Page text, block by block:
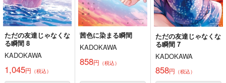
俺の可愛い弟は 2
KADOKAWA
946円（税込）
悠と晴 4
KADOKAWA
946円
春めく堅物 2
KADOKAWA
924円 （税込）
サンプル
作品詳細
サンプル
作品詳細
サンプル
作品詳細
ただの友達じゃなくな
る瞬間 8
KADOKAWA
1,045円 （税込）
茜色に染まる瞬間
KADOKAWA
858円 （税込）
ただの友達じゃなくな
る瞬間 7
KADOKAWA
858円 （税込）